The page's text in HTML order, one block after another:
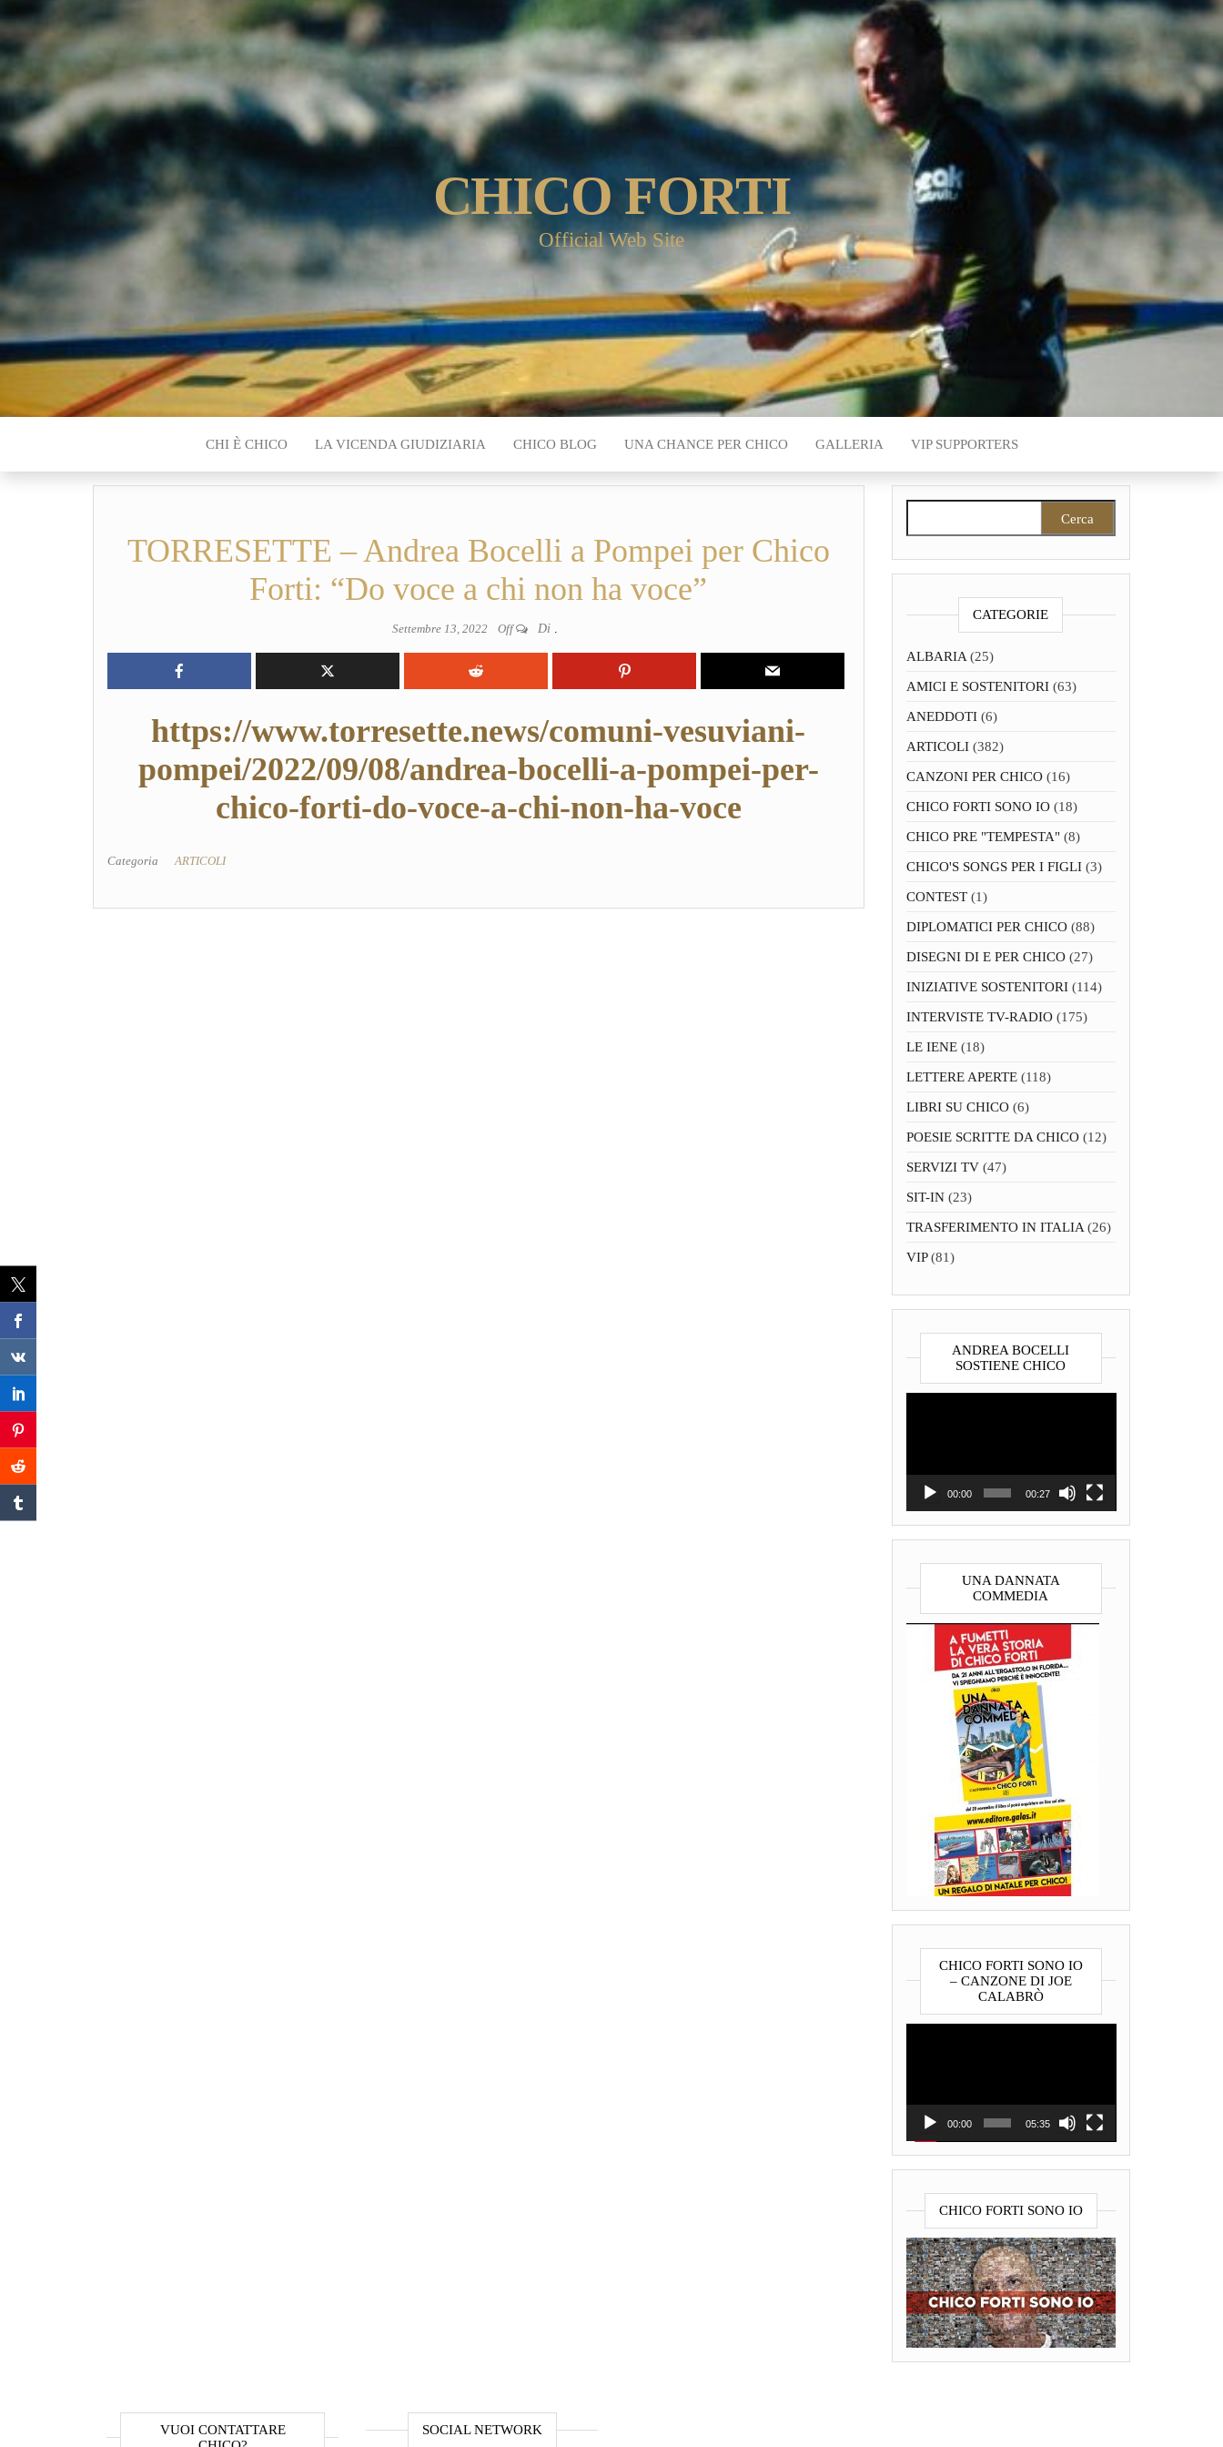
CHICO FORTI
Official Web Site
CHI È CHICO LA VICENDA GIUDIZIARIA CHICO BLOG UNA CHANCE PER CHICO GALLERIA VIP SUPPORTERS
TORRESETTE – Andrea Bocelli a Pompei per Chico
Forti: “Do voce a chi non ha voce”
Settembre 13, 2022 Off Di .
https://www.torresette.news/comuni-vesuviani-
pompei/2022/09/08/andrea-bocelli-a-pompei-per-
chico-forti-do-voce-a-chi-non-ha-voce
Categoria ARTICOLI
CATEGORIE
ALBARIA(25)
AMICI E SOSTENITORI(63)
ANEDDOTI(6)
ARTICOLI(382)
CANZONI PER CHICO(16)
CHICO FORTI SONO IO(18)
CHICO PRE "TEMPESTA"(8)
CHICO'S SONGS PER I FIGLI(3)
CONTEST(1)
DIPLOMATICI PER CHICO(88)
DISEGNI DI E PER CHICO(27)
INIZIATIVE SOSTENITORI(114)
INTERVISTE TV-RADIO(175)
LE IENE(18)
LETTERE APERTE(118)
LIBRI SU CHICO(6)
POESIE SCRITTE DA CHICO(12)
SERVIZI TV(47)
SIT-IN(23)
TRASFERIMENTO IN ITALIA(26)
VIP(81)
ANDREA BOCELLI
SOSTIENE CHICO
00:00 00:27
UNA DANNATA
COMMEDIA
CHICO FORTI SONO IO
– CANZONE DI JOE
CALABRÒ
00:00 05:35
CHICO FORTI SONO IO
VUOI CONTATTARE
SOCIAL NETWORK